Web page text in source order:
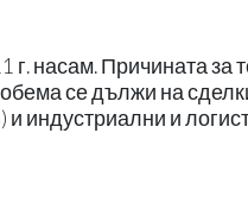
г. насам. Причината
обема се дължи на
индустриални и